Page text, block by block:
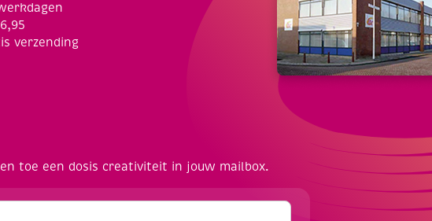
verzending
toe een dosis creativiteit in jouw mailbox.